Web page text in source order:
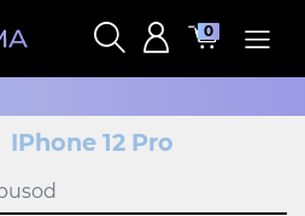
0
IPhone 12 Pro